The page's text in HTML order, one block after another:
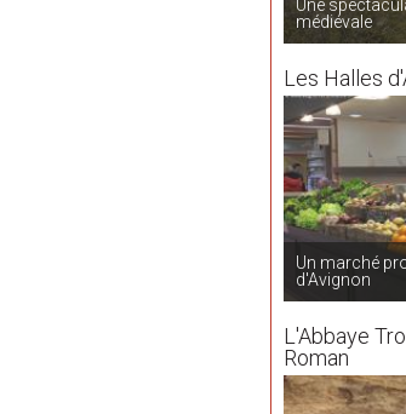
Une
médiévale
Les Halles
Un marché
d'Avignon
L'Abbaye
Roman